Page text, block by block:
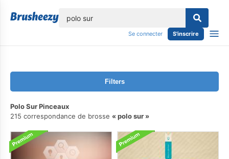
Se connecter S'inscrire
Filters
Polo Sur Pinceaux
215 correspondance de brosse
polo sur